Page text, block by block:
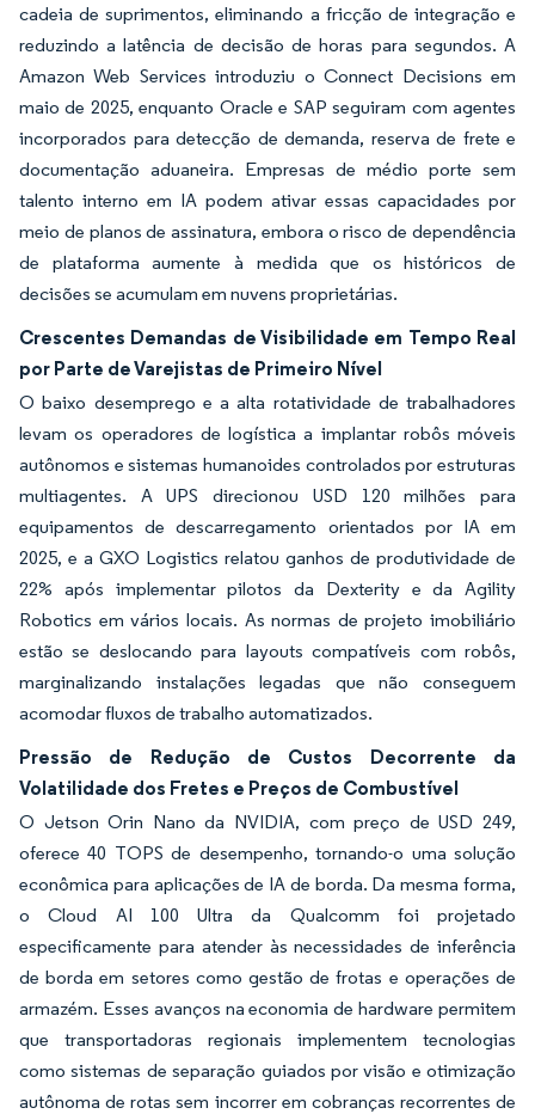
cadeia de suprimentos, eliminando a fricção de integração e
reduzindo a latência de decisão de horas para segundos. A
Amazon Web Services introduziu o Connect Decisions em
maio de 2025, enquanto Oracle e SAP seguiram com agentes
incorporados para detecção de demanda, reserva de frete e
documentação aduaneira. Empresas de médio porte sem
talento interno em IA podem ativar essas capacidades por
meio de planos de assinatura, embora o risco de dependência
de plataforma aumente à medida que os históricos de
decisões se acumulam em nuvens proprietárias.
Crescentes Demandas de Visibilidade em Tempo Real
por Parte de Varejistas de Primeiro Nível
O baixo desemprego e a alta rotatividade de trabalhadores
levam os operadores de logística a implantar robôs móveis
autônomos e sistemas humanoides controlados por estruturas
multiagentes. A UPS direcionou USD 120 milhões para
equipamentos de descarregamento orientados por IA em
2025, e a GXO Logistics relatou ganhos de produtividade de
22% após implementar pilotos da Dexterity e da Agility
Robotics em vários locais. As normas de projeto imobiliário
estão se deslocando para layouts compatíveis com robôs,
marginalizando instalações legadas que não conseguem
acomodar fluxos de trabalho automatizados.
Pressão de Redução de Custos Decorrente da
Volatilidade dos Fretes e Preços de Combustível
O Jetson Orin Nano da NVIDIA, com preço de USD 249,
oferece 40 TOPS de desempenho, tornando-o uma solução
econômica para aplicações de IA de borda. Da mesma forma,
o Cloud AI 100 Ultra da Qualcomm foi projetado
especificamente para atender às necessidades de inferência
de borda em setores como gestão de frotas e operações de
armazém. Esses avanços na economia de hardware permitem
que transportadoras regionais implementem tecnologias
como sistemas de separação guiados por visão e otimização
autônoma de rotas sem incorrer em cobranças recorrentes de